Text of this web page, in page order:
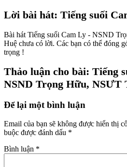
Lời bài hát: Tiếng suối
Bài hát Tiếng suối Cam Ly - NSND
Huệ chưa có lời. Các bạn có thể đóng
trọng !
Thảo luận cho bài: Tiếng
NSND Trọng Hữu, NSƯT
Để lại một bình luận
Email của bạn sẽ không được hiển thị
buộc được đánh dấu *
Bình luận *